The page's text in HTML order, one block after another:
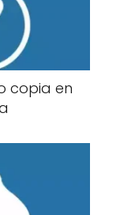
copia en